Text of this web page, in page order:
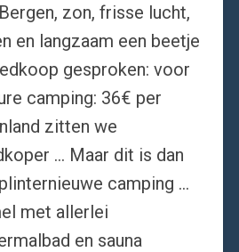
zon, frisse lucht,
en langzaam een beetje
gesproken: voor
camping: 36€ per
zitten we
… Maar dit is dan
camping …
met allerlei
en sauna